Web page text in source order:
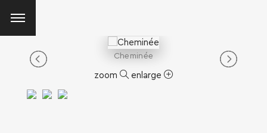
Cheminée
zoom enlarge